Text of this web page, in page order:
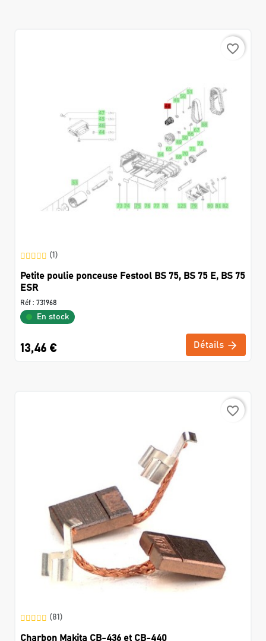
favorite_border
(1)
Petite poulie ponceuse Festool BS 75, BS 75 E, BS 75
ESR
Réf : 731968
En stock
13,46 € Détails
favorite_border
(81)
Charbon Makita CB-436 et CB-440